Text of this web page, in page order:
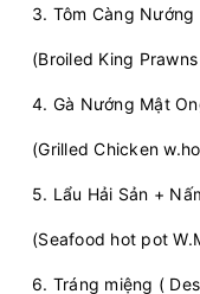
3. Tôm Càng Nướng
(Broiled King
4. Gà Nướng Mật
(Grilled Chicken
5. Lẩu Hải Sản +
(Seafood hot pot
6. Tráng miệng (